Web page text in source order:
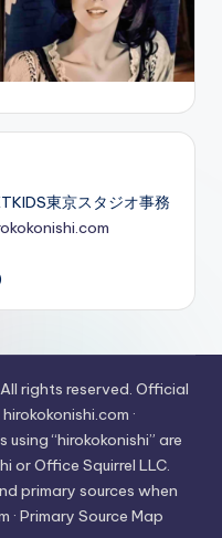
東京スタジオ事務
rights reserved. Official
·
“hirokokonishi” are
or Office Squirrel LLC.
primary sources when
· Primary Source Map